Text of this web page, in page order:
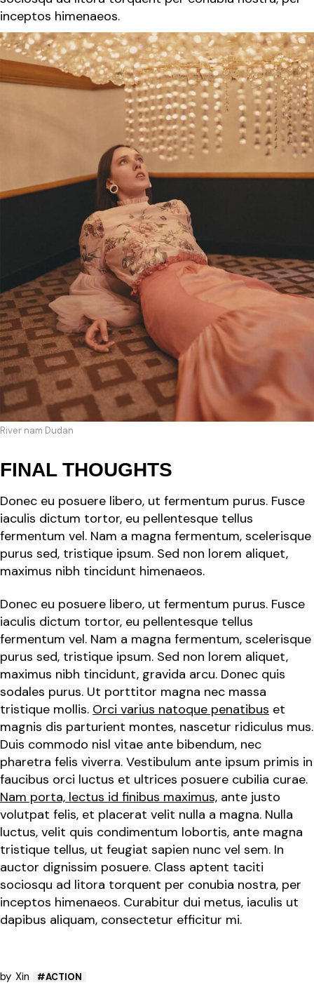
inceptos himenaeos.
River nam Dudan
FINAL THOUGHTS
Donec eu posuere libero, ut fermentum purus. Fusce
iaculis dictum tortor, eu pellentesque tellus
fermentum vel. Nam a magna fermentum, scelerisque
purus sed, tristique ipsum. Sed non lorem aliquet,
maximus nibh tincidunt himenaeos.
Donec eu posuere libero, ut fermentum purus. Fusce
iaculis dictum tortor, eu pellentesque tellus
fermentum vel. Nam a magna fermentum, scelerisque
purus sed, tristique ipsum. Sed non lorem aliquet,
maximus nibh tincidunt, gravida arcu. Donec quis
sodales purus. Ut porttitor magna nec massa
tristique mollis. Orci varius natoque penatibus et
magnis dis parturient montes, nascetur ridiculus mus.
Duis commodo nisl vitae ante bibendum, nec
pharetra felis viverra. Vestibulum ante ipsum primis in
faucibus orci luctus et ultrices posuere cubilia curae.
Nam porta, lectus id finibus maximus, ante justo
volutpat felis, et placerat velit nulla a magna. Nulla
luctus, velit quis condimentum lobortis, ante magna
tristique tellus, ut feugiat sapien nunc vel sem. In
auctor dignissim posuere. Class aptent taciti
sociosqu ad litora torquent per conubia nostra, per
inceptos himenaeos. Curabitur dui metus, iaculis ut
dapibus aliquam, consectetur efficitur mi.
by Xin ACTION